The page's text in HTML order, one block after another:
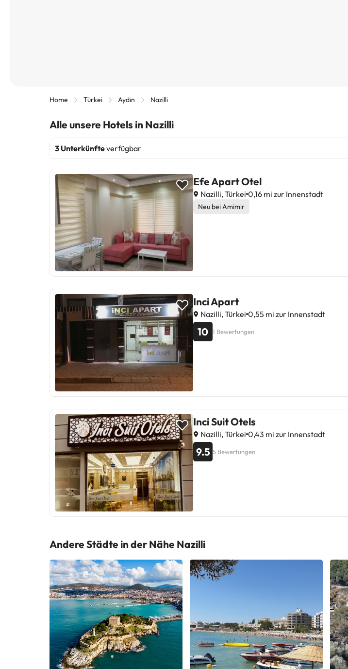
Home Türkei Aydın Nazilli
Alle unsere Hotels in Nazilli
3 Unterkünfteverfügbar
Efe Apart Otel
Nazilli, Türkei 0,16 mi zur Innenstadt
Neu bei Amimir
Inci Apart
Nazilli, Türkei 0,55 mi zur Innenstadt
10 1 Bewertungen
Inci Suit Otels
Nazilli, Türkei 0,43 mi zur Innenstadt
9.5 5 Bewertungen
Andere Städte in der Nähe Nazilli